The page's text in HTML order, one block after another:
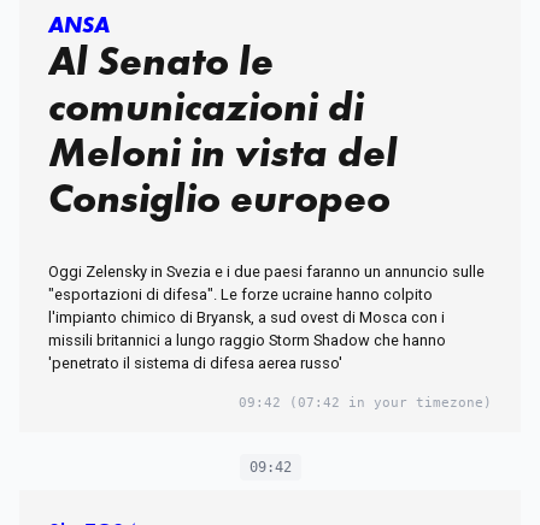
ANSA
Al Senato le
comunicazioni di
Meloni in vista del
Consiglio europeo
Oggi Zelensky in Svezia e i due paesi faranno un annuncio sulle
"esportazioni di difesa". Le forze ucraine hanno colpito
l'impianto chimico di Bryansk, a sud ovest di Mosca con i
missili britannici a lungo raggio Storm Shadow che hanno
'penetrato il sistema di difesa aerea russo'
09:42 (07:42 in your timezone)
09:42